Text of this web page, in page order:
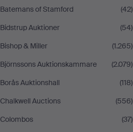
Batemans of Stamford
(42)
Bidstrup Auktioner
(54)
Bishop & Miller
(1.265)
Björnssons Auktionskammare
(2.079)
Borås Auktionshall
(118)
Chalkwell Auctions
(556)
Colombos
(37)